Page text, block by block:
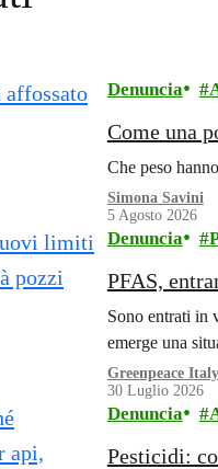
Denuncia
Come una
Che peso
Simona Savini
5 Agosto 2026
Denuncia
PFAS,
Sono entrati in
emerge una
Greenpeace Italy
30 Luglio 2026
Denuncia
Pesticidi: